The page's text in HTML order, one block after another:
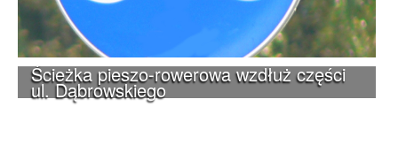
Ścieżka pieszo-rowerowa wzdłuż części
ul. Dąbrowskiego